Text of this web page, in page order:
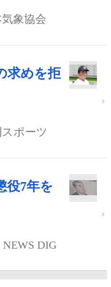
気象協会
求めを拒
スポーツ
役7年を
NEWS DIG